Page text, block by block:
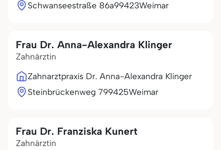
Schwanseestraße 86a99423Weimar
Frau Dr. Anna-Alexandra Klinger
Zahnärztin
Zahnarztpraxis Dr. Anna-Alexandra Klinger
Steinbrückenweg 799425Weimar
Frau Dr. Franziska Kunert
Zahnärztin